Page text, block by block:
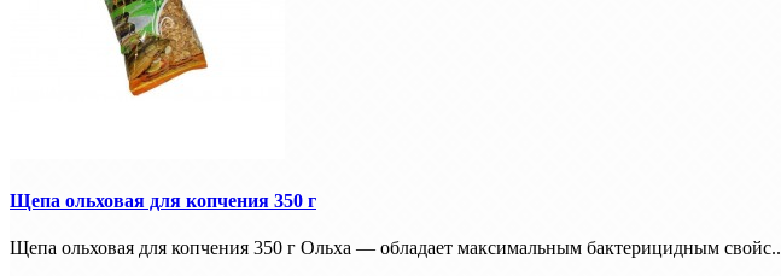
Щепа ольховая для копчения 350 г
Щепа ольховая для копчения 350 г Ольха — обладает максимальным бактерицидным свойс..